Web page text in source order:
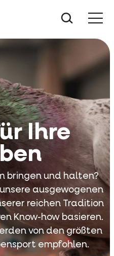
Ihre
bringen und halten?
ausgewogenen
reichen Tradition
Know-how basieren.
von den größten
empfohlen.